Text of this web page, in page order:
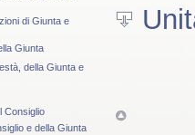
di Giunta e
Giunta
della Giunta e
Consiglio
e della Giunta